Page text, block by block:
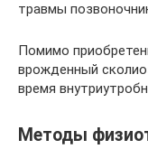
травмы
Помимо
врожденный
время
Методы